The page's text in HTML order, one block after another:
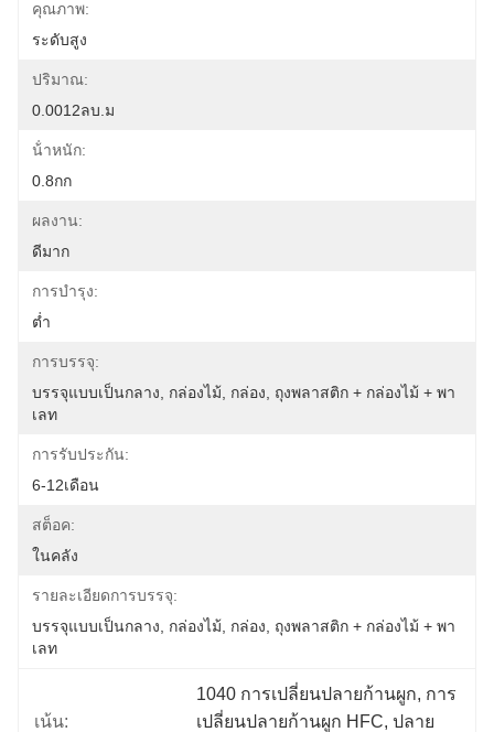
คุณภาพ:
ระดับสูง
ปริมาณ:
0.0012ลบ.ม
น้ําหนัก:
0.8กก
ผลงาน:
ดีมาก
การบํารุง:
ต่ำ
การบรรจุ:
บรรจุแบบเป็นกลาง, กล่องไม้, กล่อง, ถุงพลาสติก + กล่องไม้ + พา
เลท
การรับประกัน:
6-12เดือน
สต็อค:
ในคลัง
รายละเอียดการบรรจุ:
บรรจุแบบเป็นกลาง, กล่องไม้, กล่อง, ถุงพลาสติก + กล่องไม้ + พา
เลท
เน้น:
1040 การเปลี่ยนปลายก้านผูก, การ
เปลี่ยนปลายก้านผูก HFC, ปลาย